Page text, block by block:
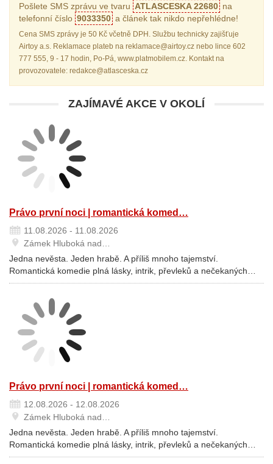
Pošlete SMS zprávu ve tvaru ATLASCESKA 22680 na
telefonní číslo 9033350 a článek tak nikdo nepřehlédne!
Cena SMS zprávy je 50 Kč včetně DPH. Službu technicky zajišťuje
Airtoy a.s. Reklamace plateb na reklamace@airtoy.cz nebo lince 602
777 555, 9 - 17 hodin, Po-Pá, www.platmobilem.cz. Kontakt na
provozovatele: redakce@atlasceska.cz
ZAJÍMAVÉ AKCE V OKOLÍ
Právo první noci | romantická komed…
11.08.2026 - 11.08.2026
Zámek Hluboká nad…
Jedna nevěsta. Jeden hrabě. A příliš mnoho tajemství.
Romantická komedie plná lásky, intrik, převleků a nečekaných…
Právo první noci | romantická komed…
12.08.2026 - 12.08.2026
Zámek Hluboká nad…
Jedna nevěsta. Jeden hrabě. A příliš mnoho tajemství.
Romantická komedie plná lásky, intrik, převleků a nečekaných…